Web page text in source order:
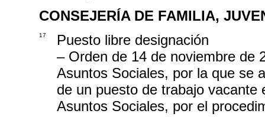
CONSEJERÍA DE FAMILIA,
17
Puesto libre designación
– Orden de 14 de noviembre de
Asuntos Sociales, por la que se
de un puesto de trabajo
Asuntos Sociales, por el